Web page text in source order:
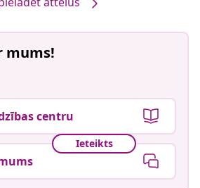
mums!
centru
Ieteikts